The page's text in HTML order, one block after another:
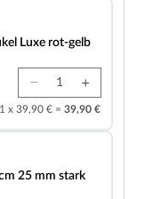
Luxe rot-gelb
1 x 39,90 € = 39,90 €
25 mm stark